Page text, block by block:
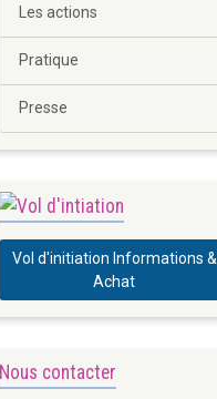
Les actions
Pratique
Presse
Vol d'initiation Informations &
Achat
Nous contacter